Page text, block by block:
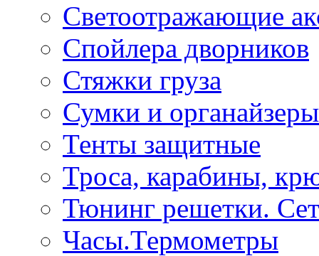
Светоотражающие
Спойлера дворников
Стяжки груза
Сумки и органайзеры
Тенты защитные
Троса, карабины,
Тюнинг решетки.
Часы.Термометры